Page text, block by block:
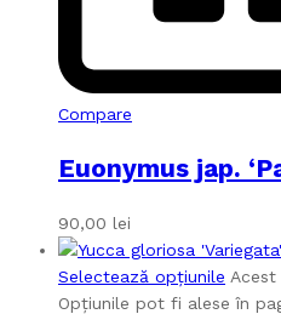
Compare
Euonymus jap.
90,00 lei
Selectează opțiunile
Opțiunile pot fi alese în